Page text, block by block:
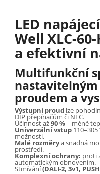
LED
Well XLC-
a efektivní
Multifunkční
proudem a
Výstupní proud lze
DIP přepínačům či NFC.
Účinnost až90 %– méně
Univerzální vstup
možnosti.
Malé rozměrya snadná
prostředí.
Komplexní ochrany: proti
automatickým obnovením.
Stmívání(DALI-2, 3v1,